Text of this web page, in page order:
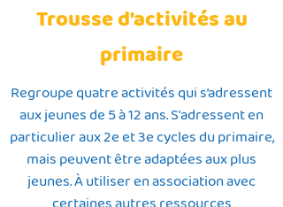
Trousse d'activités au
primaire
Regroupe quatre activités qui s’adressent
aux jeunes de 5 à 12 ans. S'adressent en
particulier aux 2e et 3e cycles du primaire,
mais peuvent être adaptées aux plus
jeunes. À utiliser en association avec